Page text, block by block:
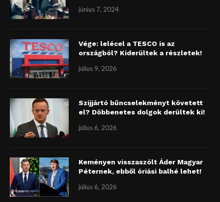
június 7, 2024
Vége: lelécel a TESCO is az
országból? Kiderültek a részletek!
július 9, 2026
Szijjártó bűncselekményt követett
el? Döbbenetes dolgok derültek ki!
július 6, 2026
Keményen visszaszólt Áder Magyar
Péternek, ebből óriási balhé lehet!
július 6, 2026